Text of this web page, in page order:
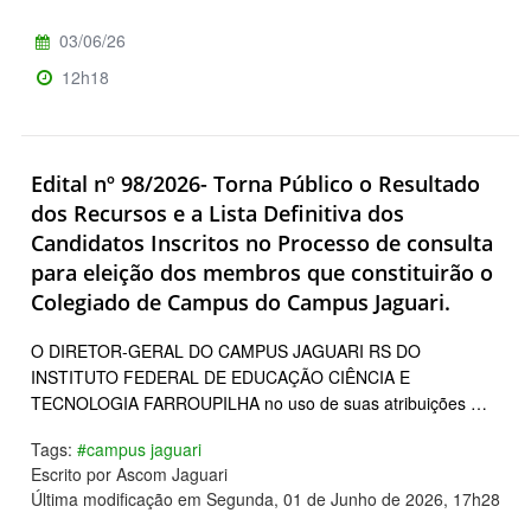
03/06/26
12h18
Edital nº 98/2026- Torna Público o Resultado
dos Recursos e a Lista Definitiva dos
Candidatos Inscritos no Processo de consulta
para eleição dos membros que constituirão o
Colegiado de Campus do Campus Jaguari.
O DIRETOR-GERAL DO CAMPUS JAGUARI RS DO
INSTITUTO FEDERAL DE EDUCAÇÃO CIÊNCIA E
TECNOLOGIA FARROUPILHA no uso de suas atribuições …
Tags: #campus jaguari
Escrito por Ascom Jaguari
Última modificação em Segunda, 01 de Junho de 2026, 17h28